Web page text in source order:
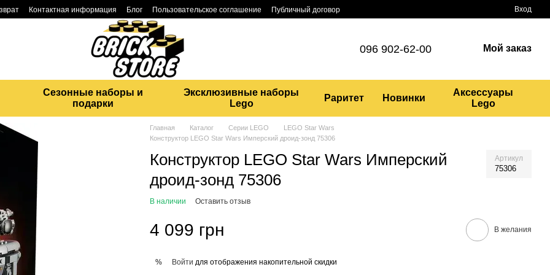
Контактная информация Блог Пользовательское соглашение
Публичный договор
Вход
096 902-62-00 Мой заказ
Сезонные наборы и
подарки
Эксклюзивные наборы
Lego
Раритет Новинки
Аксессуары
Lego
Главная Каталог Серии LEGO
LEGO Star Wars
Конструктор LEGO Star Wars Имперский дроид-зонд 75306
Конструктор LEGO Star Wars Имперский
дроид-зонд 75306
Артикул
75306
В наличии Оставить отзыв
4 099 грн В желания
% Войти для отображения накопительной скидки